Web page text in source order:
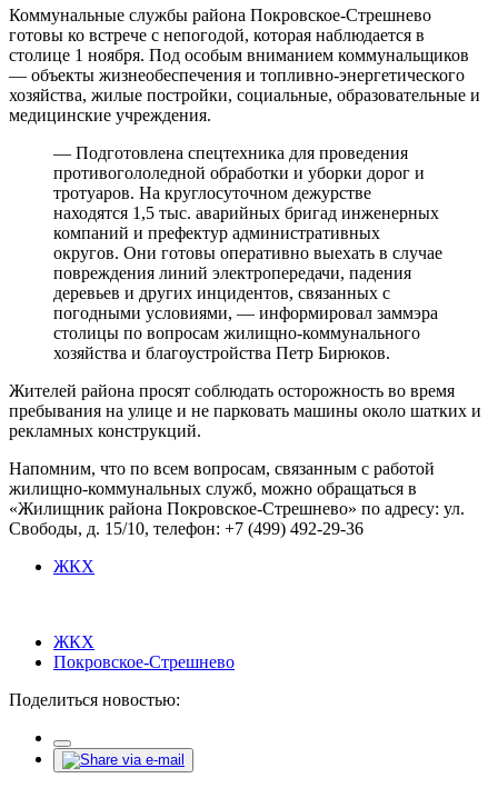
Коммунальные службы района Покровское-Стрешнево
готовы ко встрече с непогодой, которая наблюдается в
столице 1 ноября. Под особым вниманием коммунальщиков
— объекты жизнеобеспечения и топливно-энергетического
хозяйства, жилые постройки, социальные, образовательные и
медицинские учреждения.
— Подготовлена спецтехника для проведения
противогололедной обработки и уборки дорог и
тротуаров. На круглосуточном дежурстве
находятся 1,5 тыс. аварийных бригад инженерных
компаний и префектур административных
округов. Они готовы оперативно выехать в случае
повреждения линий электропередачи, падения
деревьев и других инцидентов, связанных с
погодными условиями, — информировал заммэра
столицы по вопросам жилищно-коммунального
хозяйства и благоустройства Петр Бирюков.
Жителей района просят соблюдать осторожность во время
пребывания на улице и не парковать машины около шатких и
рекламных конструкций.
Напомним, что по всем вопросам, связанным с работой
жилищно-коммунальных служб, можно обращаться в
«Жилищник района Покровское-Стрешнево» по адресу: ул.
Свободы, д. 15/10​, телефон: +7 (499) 492-29-36
ЖКХ
ЖКХ
Покровское-Стрешнево
Поделиться новостью: